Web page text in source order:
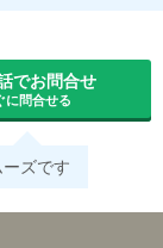
でお問合せ
に問合せる
ズです